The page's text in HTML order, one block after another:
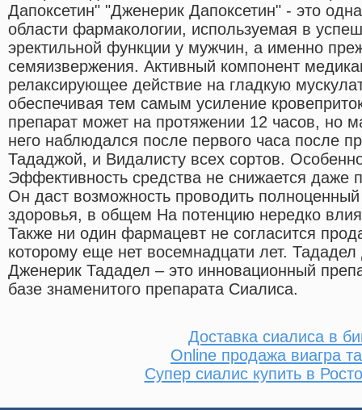
Дапоксетин" "Дженерик Дапоксетин" - это
области фармакологии, используемая в
эректильной функции у мужчин, а именно
семяизвержения. Активный компонент
релаксирующее действие на гладкую
обеспечивая тем самым усиление
препарат может на протяжении 12 часов, но
него наблюдался после первого часа после
Тададжой, и Видалисту всех сортов.
Эффективность средства не снижается даже
Он даст возможность проводить
здоровья, в общем На потенцию нередко
Также ни один фармацевт не согласится
которому еще нет восемнадцати лет. Тададел
Дженерик Тададел – это инновационный
базе знаменитого препарата Сиалиса.
Доставка сиалиса в
Online продажа виагра
Супер сиалис купить в